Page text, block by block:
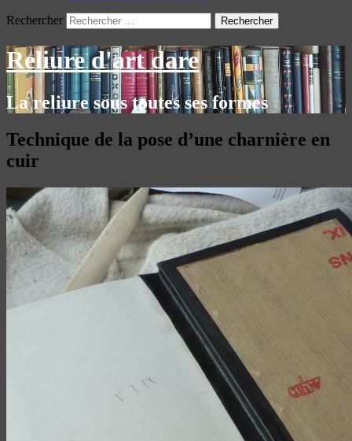
Rechercher
Reliure d'art dare
La reliure sous toutes ses formes
Technique de la pose d’une charnière en
cuir